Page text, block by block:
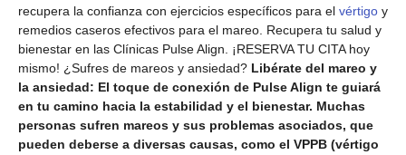
recupera la confianza con ejercicios específicos para el vértigo y
remedios caseros efectivos para el mareo. Recupera tu salud y
bienestar en las Clínicas Pulse Align. ¡RESERVA TU CITA hoy
mismo! ¿Sufres de mareos y ansiedad? Libérate del mareo y
la ansiedad: El toque de conexión de Pulse Align te guiará
en tu camino hacia la estabilidad y el bienestar. Muchas
personas sufren mareos y sus problemas asociados, que
pueden deberse a diversas causas, como el VPPB (vértigo